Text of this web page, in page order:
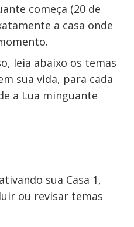
começa (20 de
a casa onde
leia abaixo os temas
sua vida, para cada
a Lua minguante
sua Casa 1,
ou revisar temas